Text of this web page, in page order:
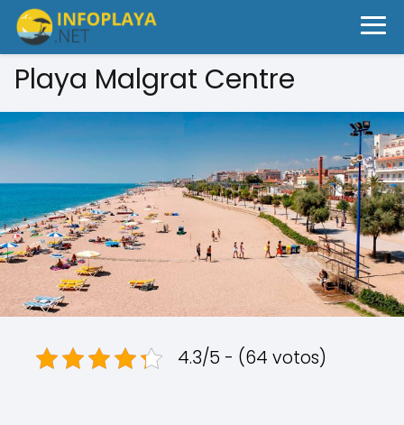
Playa Malgrat Centre
4.3/5 - (64 votos)